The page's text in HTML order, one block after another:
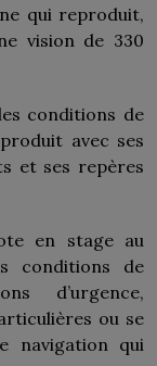
qui reproduit,
vision de 330
conditions de
avec ses
et ses repères
en stage au
conditions de
d’urgence,
ou se
navigation qui